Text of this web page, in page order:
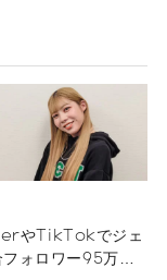
やTikTokでジェ
ォロワー95万人